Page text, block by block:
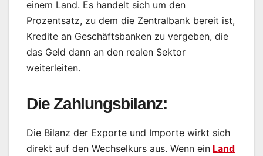
einem Land. Es handelt sich um den
Prozentsatz, zu dem die Zentralbank bereit ist,
Kredite an Geschäftsbanken zu vergeben, die
das Geld dann an den realen Sektor
weiterleiten.
Die Zahlungsbilanz:
Die Bilanz der Exporte und Importe wirkt sich
direkt auf den Wechselkurs aus. Wenn ein Land